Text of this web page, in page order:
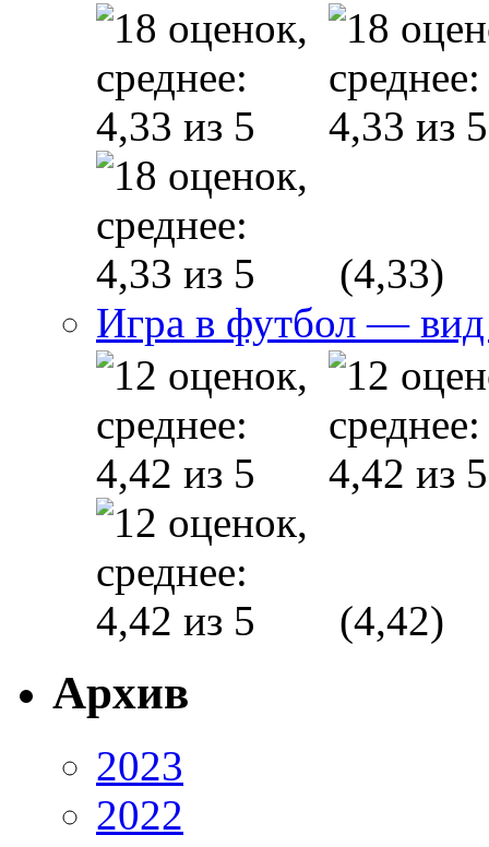
(4,33)
Игра в футбол — вид
(4,42)
Архив
2023
2022